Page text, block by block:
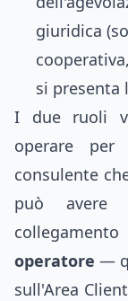
giuridica
si presenta
I due ruoli
operare
consulente
può avere
operatore —
sull'Area